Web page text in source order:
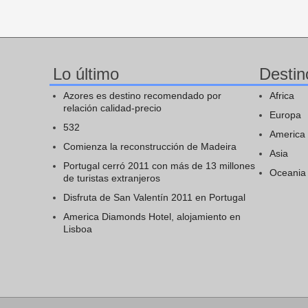
Lo último
Azores es destino recomendado por
relación calidad-precio
532
Comienza la reconstrucción de Madeira
Portugal cerró 2011 con más de 13 millones
de turistas extranjeros
Disfruta de San Valentín 2011 en Portugal
America Diamonds Hotel, alojamiento en
Lisboa
Africa
Europa
America
Asia
Oceania